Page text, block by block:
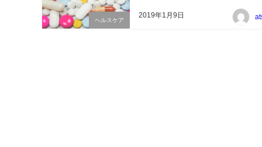
ヘルスケア
2019年1月9日